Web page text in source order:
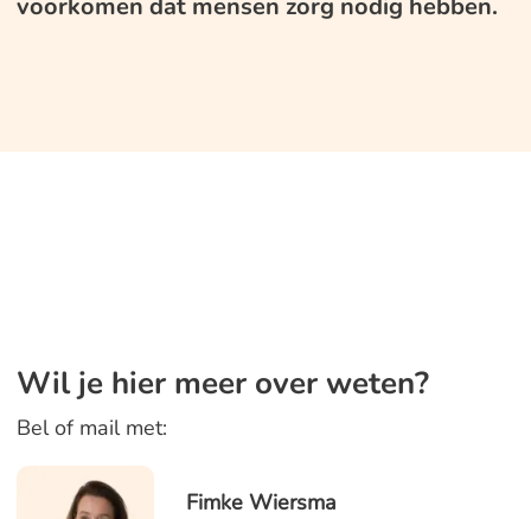
voorkomen dat mensen zorg nodig hebben.
Wil je hier meer over weten?
Bel of mail met:
Fimke Wiersma